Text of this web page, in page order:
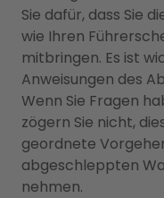
Sie dafür, dass Sie
wie Ihren
mitbringen. Es ist
Anweisungen des
Wenn Sie Fragen
zögern Sie nicht,
geordnete
abgeschleppten
nehmen.